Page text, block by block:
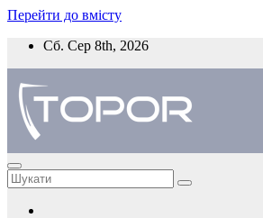
Перейти до вмісту
Сб. Сер 8th, 2026